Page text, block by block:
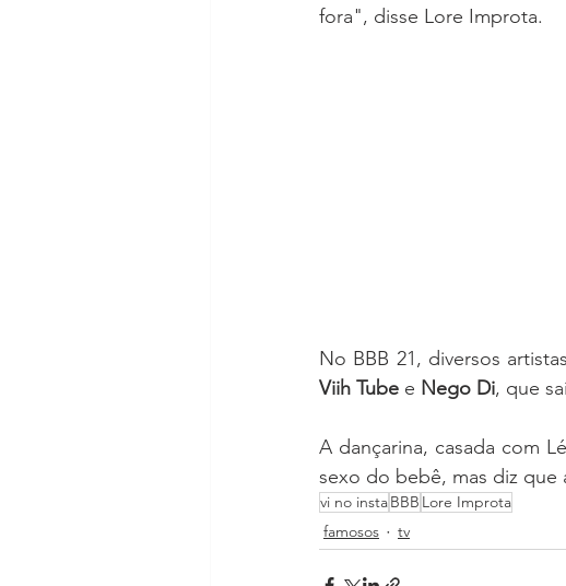
fora", disse Lore Improta.
No BBB 21, diversos
Viih Tube e Nego Di, que
A dançarina, casada com
sexo do bebê, mas diz que
vi no instaBBB Lore Improta
famosos
tv